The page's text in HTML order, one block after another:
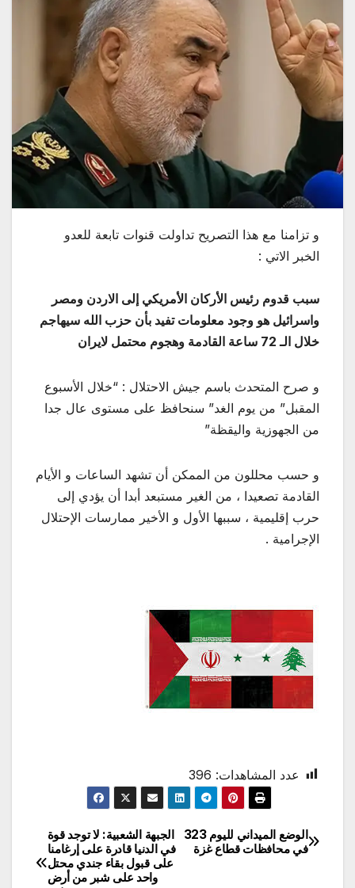
و تزامنا مع هذا التصريح تداولت قنوات تابعة للعدو
الخبر الاتي :
سبب قدوم رئيس الأركان الأمريكي إلى الاردن ومصر
واسرائيل هو وجود معلومات تفيد بأن حزب الله سيهاجم
خلال الـ 72 ساعة القادمة وهجوم محتمل لايران
و صرح المتحدث باسم جيش الاحتلال : “خلال الأسبوع
المقبل” من يوم الغد” سنحافظ على مستوى عال جدا
من الجهوزية واليقظة”
و حسب محللون من الممكن أن تشهد الساعات و الأيام
القادمة تصعيدا ، من الغير مستبعد أبدا أن يؤدي إلى
حرب إقليمية ، سببها الأول و الأخير ممارسات الإحتلال
الإجرامية .
عدد المشاهدات: 396
تصفّح
الجبهة الشعبية: لا توجد قوة
في الدنيا قادرة على إرغامنا
على قبول بقاء جندي محتل
واحد على شبر من أرض
الوضع الميداني لليوم 323
في محافظات قطاع غزة